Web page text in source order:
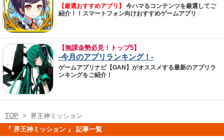
【厳選おすすめアプリ】
今ハマるコンテンツを厳選してご
紹介！！スマートフォン向けおすすめゲームアプリ
【無課金勢必見！トップ5】
-今月のアプリランキング！-
ゲームアプリナビ【GAN】がオススメする最新のアプリラ
ンキングをご紹介！
TOP > 界王神ミッション
『 界王神ミッション 』 記事一覧